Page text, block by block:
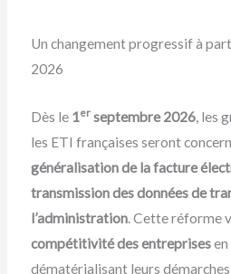
Un changement progressif à
2026
Dès le 1erseptembre 2026, les
les ETI françaises seront
généralisation de la facture
transmission des données de
l’administration. Cette réforme
compétitivité des entreprisesen
dématérialisant leurs